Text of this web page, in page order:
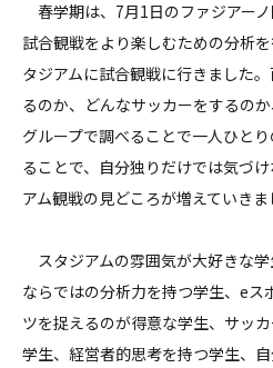
春学期は、7月1日のファジアー
試合観戦をより楽しむための分析
タジアムに試合観戦に行きました
るのか、どんなサッカーをするの
グループで調べることで一人ひと
ることで、自分独りだけでは気づ
アム観戦の見どころが増えていきま
スタジアムの雰囲気が大好きな
ならではの分析力を持つ学生、eス
ツを捉えるのが得意な学生、サッ
学生、経営者的思考を持つ学生、